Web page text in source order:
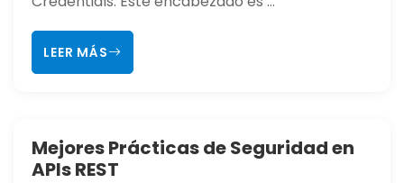
LEER MÁS
Mejores Prácticas de Seguridad en
APIs REST